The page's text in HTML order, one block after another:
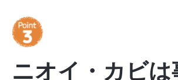
ニオイ・カビは